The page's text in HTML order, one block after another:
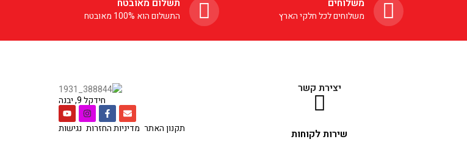
משלוחים
משלוחים לכל חלקי הארץ
תשלום מאובטח
התשלום הוא 100% מאובטח
יצירת קשר
שירות לקוחות
חידקל 9, יבנה
תקנון האתר מדיניות החזרות נגישות